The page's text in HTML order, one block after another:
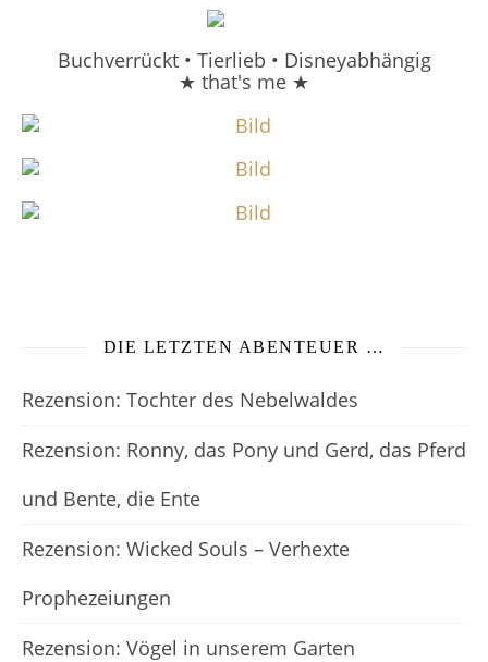
Buchverrückt • Tierlieb • Disneyabhängig
★ that's me ★
DIE LETZTEN ABENTEUER …
Rezension: Tochter des Nebelwaldes
Rezension: Ronny, das Pony und Gerd, das Pferd
und Bente, die Ente
Rezension: Wicked Souls – Verhexte
Prophezeiungen
Rezension: Vögel in unserem Garten